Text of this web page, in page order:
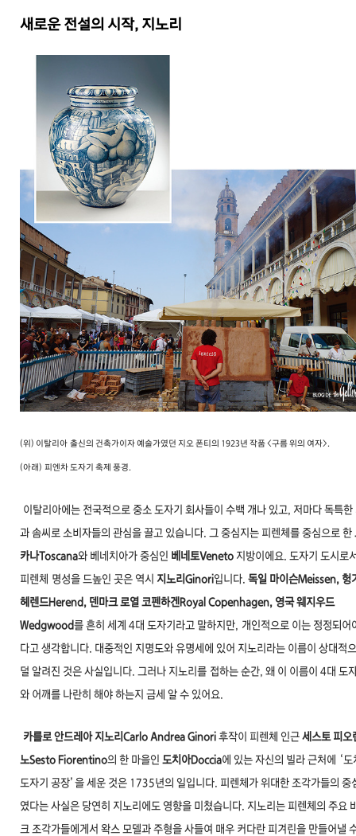
새로운 전설의 시작, 지노리
(위) 이탈리아 출신의 건축가이자 예술가였던 지오 폰티의 1923년 작품 <구름 위의 여자>.
(아래) 피엔차 도자기 축제 풍경.
이탈리아에는 전국적으로 중소 도자기 회사들이 수백 개나 있고, 저마다 독특한
과 솜씨로 소비자들의 관심을 끌고 있습니다. 그 중심지는 피렌체를 중심으로 한
카나Toscana와 베네치아가 중심인 베 네토Veneto 지방이에요. 도자기 도시로
피렌체 명성을 드높인 곳은 역시 지노리Ginori입니다. 독일 마이슨Meissen, 헝
헤렌드Herend, 덴마크 로열 코펜하겐Royal Copenhagen, 영국 웨지우드
Wedgwood를 흔히 세계 4대 도자기라고 말하지만, 개인적으로 이는 정정되어
다고 생각합니다. 대중적인 지명도와 유명세에 있어 지노리라는 이름이 상대적
덜 알려진 것은 사실입니다. 그러나 지노리를 접하는 순간, 왜 이 이름이 4대 도
와 어깨를 나란히 해야 하는지 금세 알 수 있어요.
카를로 안드레아 지노리Carlo Andrea Ginori후작이 피렌체 인근세스토 피오
노Sesto Fiorentino의 한 마을인 도치아Doccia에 있는 자신의 빌라 근처에 ‘도
도자기 공장’을 세운 것은 1735년의 일입니 다. 피렌체가 위대한 조각가들의 중
였다는 사실은 당연히 지노리에도 영향을 미쳤습니다. 지노리는 피 렌체의 주요
크 조각가들에게서 왁스 모델과 주형을 사들여 매우 커다란 피겨린을 만들어낼